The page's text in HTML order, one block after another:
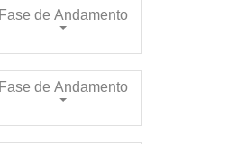
Fase de Andamento
Fase de Andamento